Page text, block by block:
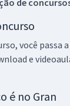
de
você passa
e
é no Gran